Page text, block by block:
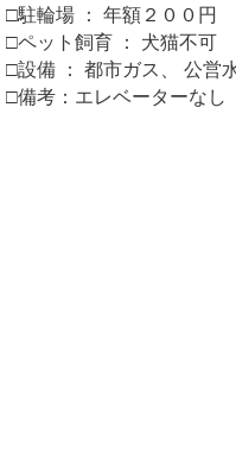
□駐輪場 ： 年額２００円
□ペット飼育 ： 犬猫不可
□設備 ： 都市ガス、 公営
□備考：エレベーターなし